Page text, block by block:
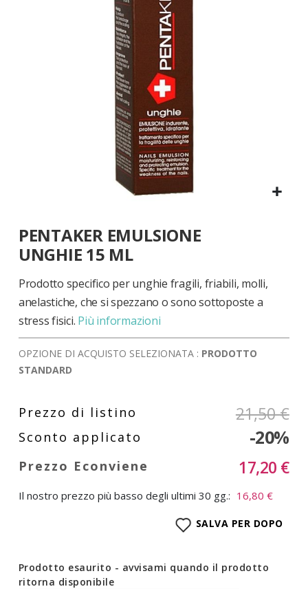
all'inizio
della
galleria
di
immagini
PENTAKER EMULSIONE
UNGHIE 15 ML
Prodotto specifico per unghie fragili, friabili, molli,
anelastiche, che si spezzano o sono sottoposte a
stress fisici. Più informazioni
OPZIONE DI ACQUISTO SELEZIONATA : PRODOTTO
STANDARD
21,50 €
-20%
17,20 €
Il nostro prezzo più basso degli ultimi 30 gg.: 16,80 €
SALVA PER DOPO
Prodotto esaurito - avvisami quando il prodotto
ritorna disponibile